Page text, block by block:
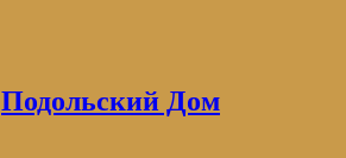
Подольский Дом